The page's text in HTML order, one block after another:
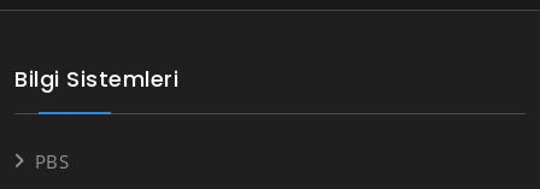
Bilgi Sistemleri
PBS